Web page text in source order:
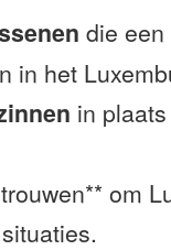
die
in het
in
om